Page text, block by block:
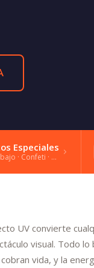
Especiales
Humo bajo · Confeti · Bengalas frías
UV convierte
visual. Todo lo
vida, y la